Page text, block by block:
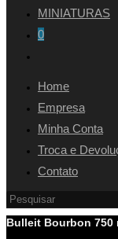
MINIATURAS
0
Home
Empresa
Minha Conta
Troca e
Contato
Bulleit Bourbon 750